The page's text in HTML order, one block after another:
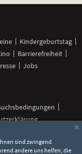
Kindergeburtstag
Barrierefreiheit
Jobs
×
sind zwingend
andere uns helfen, die